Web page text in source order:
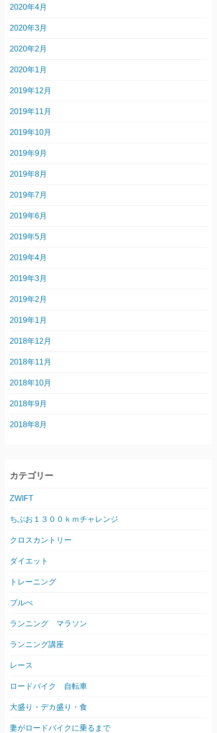
2020年4月
2020年3月
2020年2月
2020年1月
2019年12月
2019年11月
2019年10月
2019年9月
2019年8月
2019年7月
2019年6月
2019年5月
2019年4月
2019年3月
2019年2月
2019年1月
2018年12月
2018年11月
2018年10月
2018年9月
2018年8月
カテゴリー
ZWIFT
ちぶお１３００ｋｍチャレンジ
クロスカントリー
ダイエット
トレーニング
ブルべ
ランニング マラソン
ランニング講座
レース
ロードバイク 自転車
大盛り・デカ盛り・食
妻がロードバイクに乗るまで